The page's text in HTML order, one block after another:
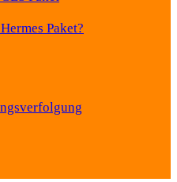
Paket?